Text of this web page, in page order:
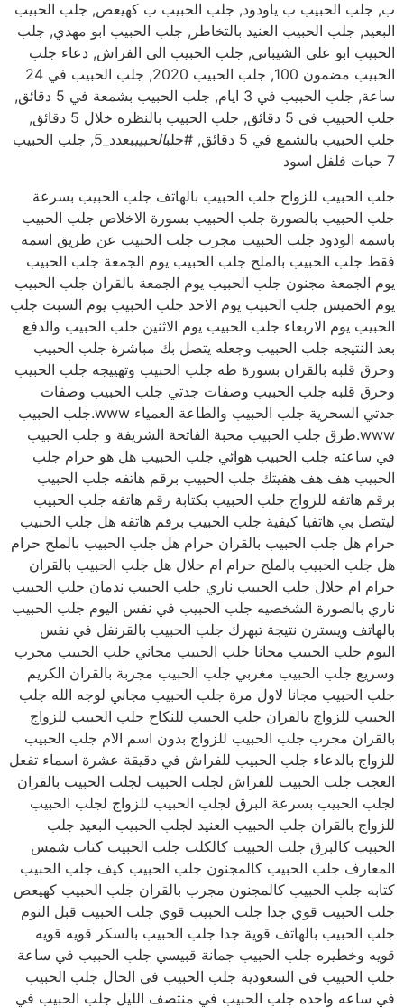
ب, جلب الحبيب ب ياودود, جلب الحبيب ب كهيعص, جلب الحبيب
البعيد, جلب الحبيب العنيد بالتخاطر, جلب الحبيب ابو مهدي, جلب
الحبيب ابو علي الشيباني, جلب الحبيب الى الفراش, دعاء جلب
الحبيب مضمون 100, جلب الحبيب 2020, جلب الحبيب في 24
ساعة, جلب الحبيب في 3 ايام, جلب الحبيب بشمعة في 5 دقائق,
جلب الحبيب في 5 دقائق, جلب الحبيب بالنظره خلال 5 دقائق,
جلب الحبيب بالشمع في 5 دقائق, #جلب
الحبيب
بعدد_5, جلب الحبيب
7 حبات فلفل اسود
جلب الحبيب للزواج جلب الحبيب بالهاتف جلب الحبيب بسرعة
جلب الحبيب بالصورة جلب الحبيب بسورة الاخلاص جلب الحبيب
باسمه الودود جلب الحبيب مجرب جلب الحبيب عن طريق اسمه
فقط جلب الحبيب بالملح جلب الحبيب يوم الجمعة جلب الحبيب
يوم الجمعة مجنون جلب الحبيب يوم الجمعة بالقران جلب الحبيب
يوم الخميس جلب الحبيب يوم الاحد جلب الحبيب يوم السبت جلب
الحبيب يوم الاربعاء جلب الحبيب يوم الاثنين جلب الحبيب والدفع
بعد النتيجه جلب الحبيب وجعله يتصل بك مباشرة جلب الحبيب
وحرق قلبه بالقران بسورة طه جلب الحبيب وتهييجه جلب الحبيب
وحرق قلبه جلب الحبيب وصفات جدتي جلب الحبيب وصفات
جدتي السحرية جلب الحبيب والطاعة العمياء www.جلب الحبيب
www.طرق جلب الحبيب محبة الفاتحة الشريفة و جلب الحبيب
في ساعته جلب الحبيب هوائي جلب الحبيب هل هو حرام جلب
الحبيب هف هف هفيتك جلب الحبيب برقم هاتفه جلب الحبيب
برقم هاتفه للزواج جلب الحبيب بكتابة رقم هاتفه جلب الحبيب
ليتصل بي هاتفيا كيفية جلب الحبيب برقم هاتفه هل جلب الحبيب
حرام هل جلب الحبيب بالقران حرام هل جلب الحبيب بالملح حرام
هل جلب الحبيب بالملح حرام ام حلال هل جلب الحبيب بالقران
حرام ام حلال جلب الحبيب ناري جلب الحبيب ندمان جلب الحبيب
ناري بالصورة الشخصيه جلب الحبيب في نفس اليوم جلب الحبيب
بالهاتف ويسترن نتيجة تبهرك جلب الحبيب بالقرنفل في نفس
اليوم جلب الحبيب مجانا جلب الحبيب مجاني جلب الحبيب مجرب
وسريع جلب الحبيب مغربي جلب الحبيب مجربة بالقران الكريم
جلب الحبيب مجانا لاول مرة جلب الحبيب مجاني لوجه الله جلب
الحبيب للزواج بالقران جلب الحبيب للنكاح جلب الحبيب للزواج
بالقران مجرب جلب الحبيب للزواج بدون اسم الام جلب الحبيب
للزواج بالدعاء جلب الحبيب للفراش في دقيقة عشرة اسماء تفعل
العجب جلب الحبيب للفراش لجلب الحبيب لجلب الحبيب بالقران
لجلب الحبيب بسرعة البرق لجلب الحبيب للزواج لجلب الحبيب
للزواج بالقران جلب الحبيب العنيد لجلب الحبيب البعيد جلب
الحبيب كالبرق جلب الحبيب كالكلب جلب الحبيب كتاب شمس
المعارف جلب الحبيب كالمجنون جلب الحبيب كيف جلب الحبيب
كتابه جلب الحبيب كالمجنون مجرب بالقران جلب الحبيب كهيعص
جلب الحبيب قوي جدا جلب الحبيب قوي جلب الحبيب قبل النوم
جلب الحبيب بالهاتف قوية جدا جلب الحبيب بالسكر قويه قويه
قويه وخطيره جلب الحبيب جمانة قبيسي جلب الحبيب في ساعة
جلب الحبيب في السعودية جلب الحبيب في الحال جلب الحبيب
في ساعه واحده جلب الحبيب في منتصف الليل جلب الحبيب في